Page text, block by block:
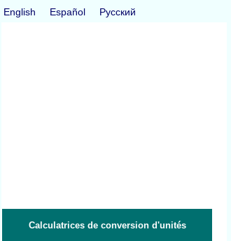
English Español Русский
Calculatrices de conversion d'unités